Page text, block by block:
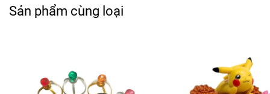
Cửa Hàng Văn Phòng Phẩm
Cửa Hàng Bán Phụ Kiện Điện Thoại
Sản phẩm cùng loại